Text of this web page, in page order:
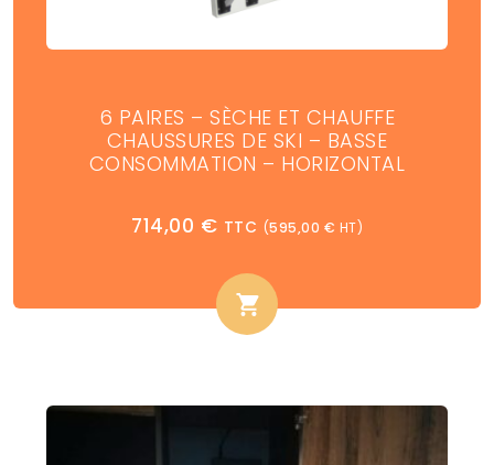
6 PAIRES – SÈCHE ET CHAUFFE
CHAUSSURES DE SKI – BASSE
CONSOMMATION – HORIZONTAL
714,00 € TTC (595,00 € HT)